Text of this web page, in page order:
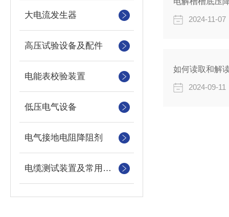
大电流发生器
高压试验设备及配件
电能表校验装置
低压电气设备
电气接地电阻降阻剂
电缆测试装置及常用仪器仪表
2024-11-07
如何读取和解
2024-09-11